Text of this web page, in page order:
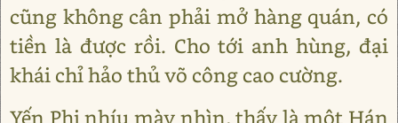
cũng không cân phải mở hàng quán, có
tiền là được rồi. Cho tới anh hùng, đại
khái chỉ hảo thủ võ công cao cường.
Yến Phi nhíu mày nhìn, thấy là một Hán